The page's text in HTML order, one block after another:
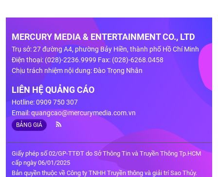
MERCURY MEDIA & ENTERTAINMENT CO., LTD
Trụ sở: 27 đường A4, phường Bảy Hiền, thành phố Hồ Chí Minh
Điện thoại: (028)-2236.9999 Fax: (028)-6268.0458
Chịu trách nhiệm nội dung: Đào Trọng Nhân
LIÊN HỆ QUẢNG CÁO
Hotline: 0909 750 307
Email:quangcao@mercurymedia.com.vn
BẢNG GIÁ
Giấy phép số 02/GP-TTĐT do Sở Thông Tin và Truyền Thông Tp.HCM
cấp ngày 06/01/2025
Bản quyền thuộc về Công ty TNHH Truyền thông và giải trí Sao Thủy.